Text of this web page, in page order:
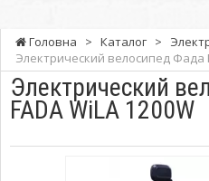
Головна > Каталог >
Электрический велосипед Фада
Электрический
FADA WiLA 1200W